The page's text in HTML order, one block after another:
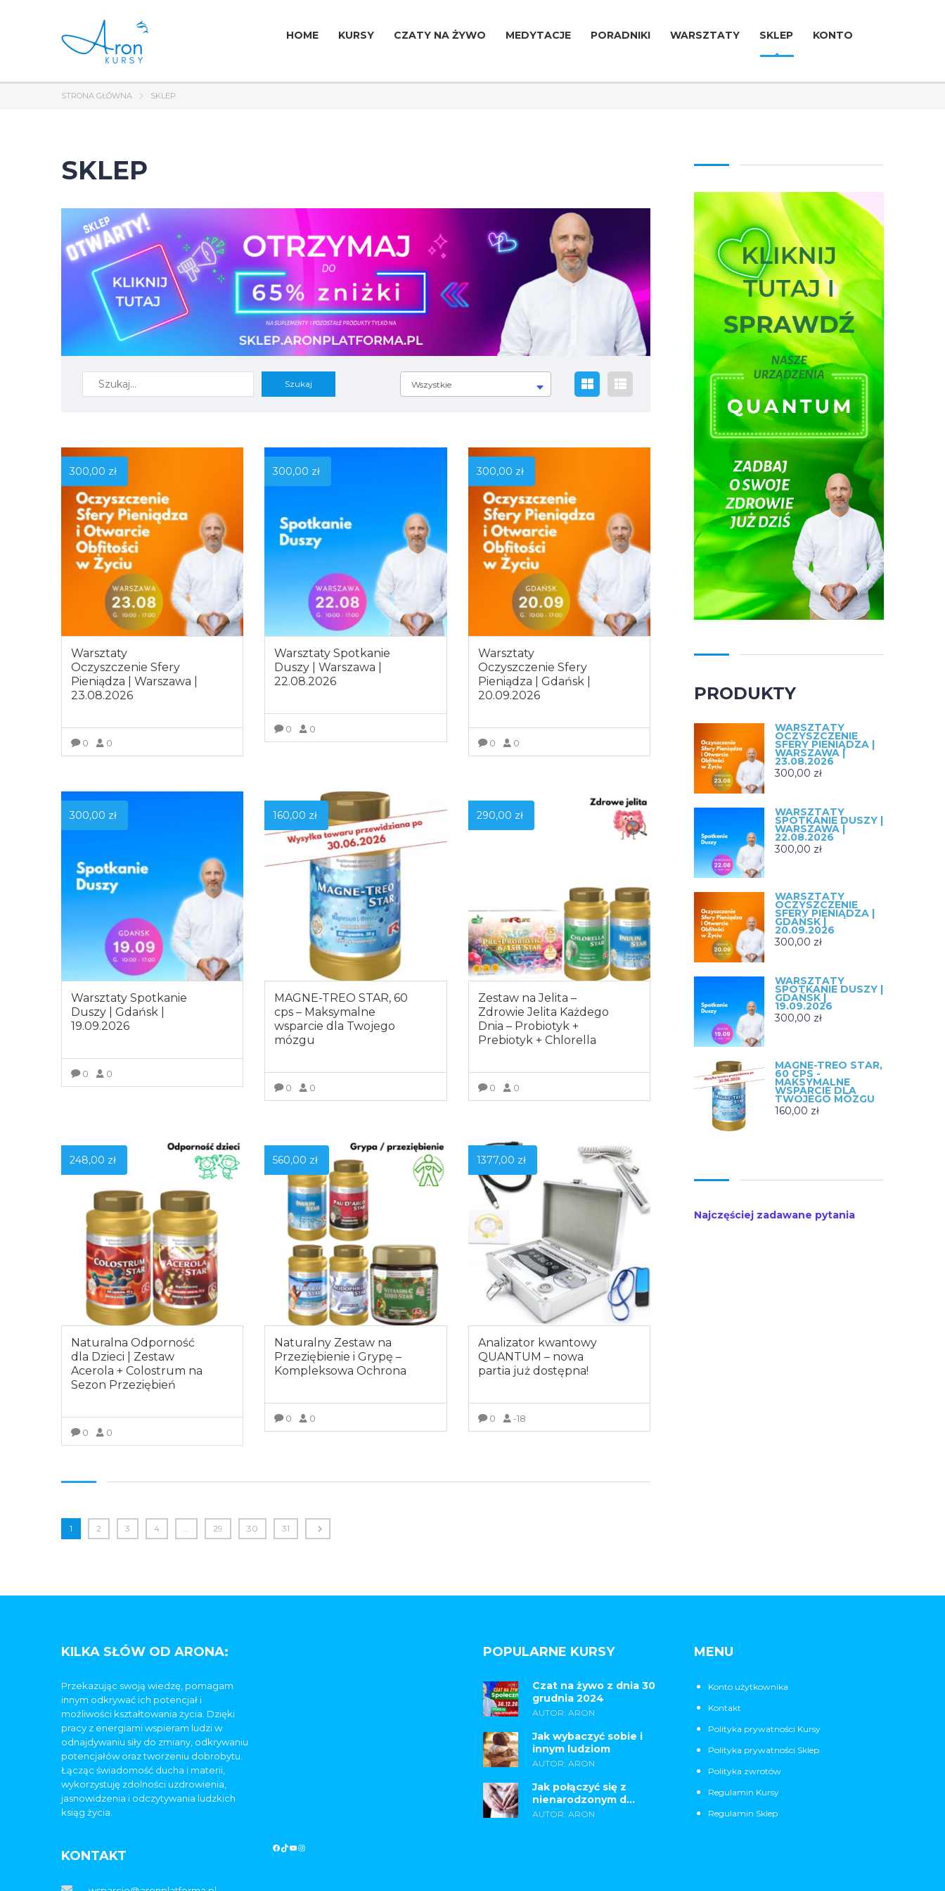
HOME KURSY CZATY NA ŻYWO MEDYTACJE PORADNIKI WARSZTATY SKLEP KONTO
STRONA GŁÓWNA SKLEP
SKLEP
Wszystkie
300,00 zł
Warsztaty
Oczyszczenie Sfery
Pieniądza | Warszawa |
23.08.2026
0 0
300,00 zł
Warsztaty Spotkanie
Duszy | Warszawa |
22.08.2026
0 0
300,00 zł
Warsztaty
Oczyszczenie Sfery
Pieniądza | Gdańsk |
20.09.2026
0 0
300,00 zł
Warsztaty Spotkanie
Duszy | Gdańsk |
19.09.2026
0 0
160,00 zł
MAGNE-TREO STAR, 60
cps – Maksymalne
wsparcie dla Twojego
mózgu
0 0
290,00 zł
Zestaw na Jelita –
Zdrowie Jelita Każdego
Dnia – Probiotyk +
Prebiotyk + Chlorella
0 0
248,00 zł
Naturalna Odporność
dla Dzieci | Zestaw
Acerola + Colostrum na
Sezon Przeziębień
0 0
560,00 zł
Naturalny Zestaw na
Przeziębienie i Grypę –
Kompleksowa Ochrona
0 0
1377,00 zł
Analizator kwantowy
QUANTUM – nowa
partia już dostępna!
0 -18
1 2 3 4 29 30 31
PRODUKTY
WARSZTATY
OCZYSZCZENIE
SFERY PIENIĄDZA |
WARSZAWA |
23.08.2026
300,00 zł
WARSZTATY
SPOTKANIE DUSZY |
WARSZAWA |
22.08.2026
300,00 zł
WARSZTATY
OCZYSZCZENIE
SFERY PIENIĄDZA |
GDAŃSK |
20.09.2026
300,00 zł
WARSZTATY
SPOTKANIE DUSZY |
GDAŃSK |
19.09.2026
300,00 zł
MAGNE-TREO STAR,
60 CPS -
MAKSYMALNE
WSPARCIE DLA
TWOJEGO MÓZGU
160,00 zł
Najczęściej zadawane pytania
KILKA SŁÓW OD ARONA:
Przekazując swoją wiedzę, pomagam
innym odkrywać ich potencjał i
możliwości kształtowania życia. Dzięki
pracy z energiami wspieram ludzi w
odnajdywaniu siły do zmiany, odkrywaniu
potencjałów oraz tworzeniu dobrobytu.
Łącząc świadomość ducha i materii,
wykorzystuję zdolności uzdrowienia,
jasnowidzenia i odczytywania ludzkich
ksiąg życia.
POPULARNE KURSY
Czat na żywo z dnia 30
grudnia 2024
AUTOR: ARON
Jak wybaczyć sobie i
innym ludziom
AUTOR: ARON
Jak połączyć się z
nienarodzonym d...
AUTOR: ARON
MENU
Konto użytkownika
Kontakt
Polityka prywatności Kursy
Polityka prywatności Sklep
Polityka zwrotów
Regulamin Kursy
Regulamin Sklep
KONTAKT